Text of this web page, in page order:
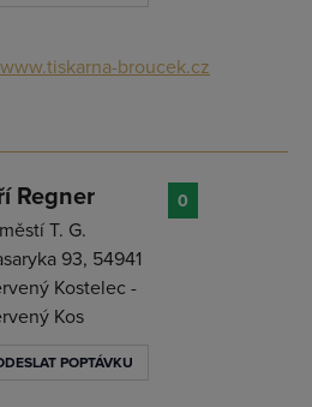
www.tiskarna-broucek.cz
Regner
T. G.
93, 54941
Kostelec -
Kos
POPTÁVKU
0